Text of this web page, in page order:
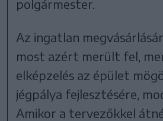
polgármester.
Az ingatlan
most azért merült fel,
elképzelés az épület
jégpálya fejlesztésére,
Amikor a tervezőkkel